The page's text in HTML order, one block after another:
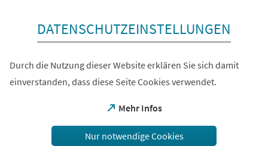
DATENSCHUTZEINSTELLUNGEN
Durch die Nutzung dieser Website erklären Sie sich damit
einverstanden, dass diese Seite Cookies verwendet.
Mehr Infos
(Öffnet
einem
Nur notwendige Cookies